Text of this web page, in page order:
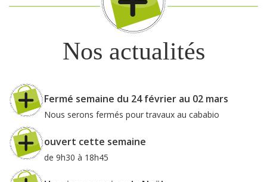
Nos actualités
Fermé semaine du 24 février au 02 mars
Nous serons fermés pour travaux au cababio
ouvert cette semaine
de 9h30 à 18h45